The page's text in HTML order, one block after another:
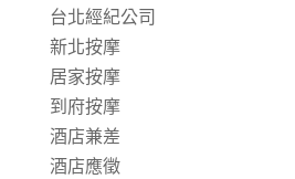
台北經紀公司
新北按摩
居家按摩
到府按摩
酒店兼差
酒店應徵